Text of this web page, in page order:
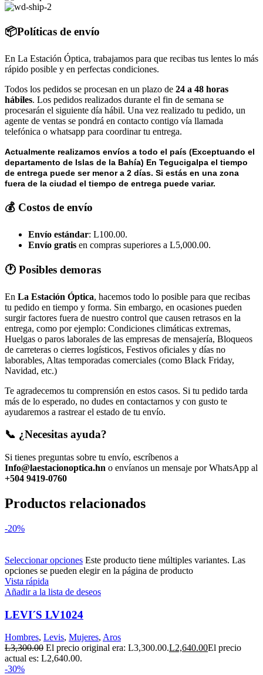
📦Políticas de envío
En La Estación Óptica, trabajamos para que recibas tus lentes lo más
rápido posible y en perfectas condiciones.
Todos los pedidos se procesan en un plazo de 24 a 48 horas
hábiles. Los pedidos realizados durante el fin de semana se
procesarán el siguiente día hábil. Una vez realizado tu pedido, un
agente de ventas se pondrá en contacto contigo vía llamada
telefónica o whatsapp para coordinar tu entrega.
Actualmente realizamos envíos a todo el país (Exceptuando el
departamento de Islas de la Bahía) En Tegucigalpa el tiempo
de entrega puede ser menor a 2 días. Si estás en una zona
fuera de la ciudad el tiempo de entrega puede variar.
💰 Costos de envío
Envío estándar: L100.00.
Envío gratis en compras superiores a L5,000.00.
🕐 Posibles demoras
En La Estación Óptica, hacemos todo lo posible para que recibas
tu pedido en tiempo y forma. Sin embargo, en ocasiones pueden
surgir factores fuera de nuestro control que causen retrasos en la
entrega, como por ejemplo: Condiciones climáticas extremas,
Huelgas o paros laborales de las empresas de mensajería, Bloqueos
de carreteras o cierres logísticos, Festivos oficiales y días no
laborables, Altas temporadas comerciales (como Black Friday,
Navidad, etc.)
Te agradecemos tu comprensión en estos casos. Si tu pedido tarda
más de lo esperado, no dudes en contactarnos y con gusto te
ayudaremos a rastrear el estado de tu envío.
📞 ¿Necesitas ayuda?
Si tienes preguntas sobre tu envío, escríbenos a
Info@laestacionoptica.hn o envíanos un mensaje por WhatsApp al
+504 9419-0760
Productos relacionados
-20%
Seleccionar opciones Este producto tiene múltiples variantes. Las
opciones se pueden elegir en la página de producto
Vista rápida
Añadir a la lista de deseos
LEVI´S LV1024
Hombres, Levis, Mujeres, Aros
L3,300.00 El precio original era: L3,300.00.L2,640.00El precio
actual es: L2,640.00.
-30%